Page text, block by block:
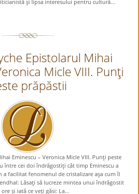
şi lipsa interesului pentru cultură...
Epistolarul Mihai
Micle VIII. Punţi
prăpăstii
Eminescu – Veronica Micle VIII. Punţi peste
între cei doi îndrăgostiţi cât timp Eminescu a
a facilitat fenomenul de cristalizare aşa cum îl
Lăsaţi să lucreze mintea unui îndrăgostit
şi iată ce veţi găsi: La...